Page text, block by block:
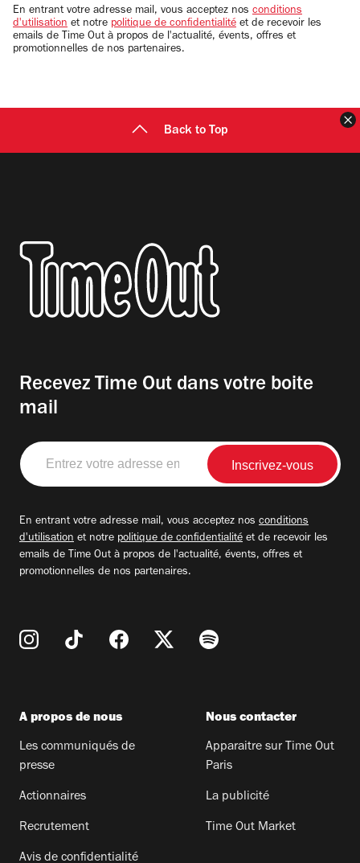
email
En entrant votre adresse mail, vous acceptez nos conditions
d'utilisation et notre politique de confidentialité et de recevoir les
emails de Time Out à propos de l'actualité, évents, offres et
promotionnelles de nos partenaires.
Back to Top
Recevez Time Out dans votre boite
mail
Entrez
votre
adresse
En entrant votre adresse mail, vous acceptez nos conditions
d'utilisation et notre politique de confidentialité et de recevoir les
emails de Time Out à propos de l'actualité, évents, offres et
promotionnelles de nos partenaires.
A propos de nous
Les communiqués de
presse
Actionnaires
Recrutement
Avis de confidentialité
Nous contacter
Apparaitre sur Time Out
Paris
La publicité
Time Out Market